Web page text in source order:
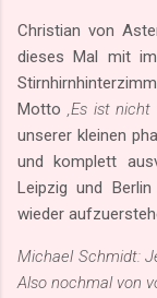
Christian von
dieses Mal mit
Motto ‚Es ist
unserer kleinen
und komplett
Leipzig und
wieder
Michael Schmidt:
Also nochmal von